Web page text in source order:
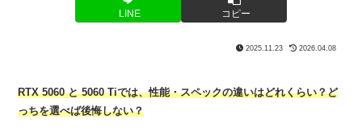
LINE コピー
2025.11.23 2026.04.08
RTX 5060 と 5060 Tiでは、性能・スペックの違いはどれくらい？ど
っちを選べば後悔しない？